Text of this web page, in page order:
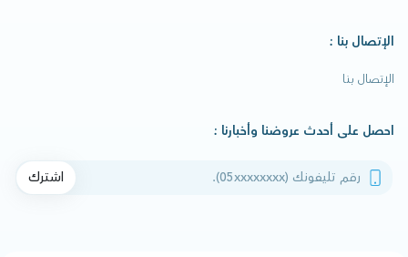
الإتصال بنا :
الإتصال بنا
احصل على أحدث عروضنا وأخبارنا :
رقم تليفونك
اشترك